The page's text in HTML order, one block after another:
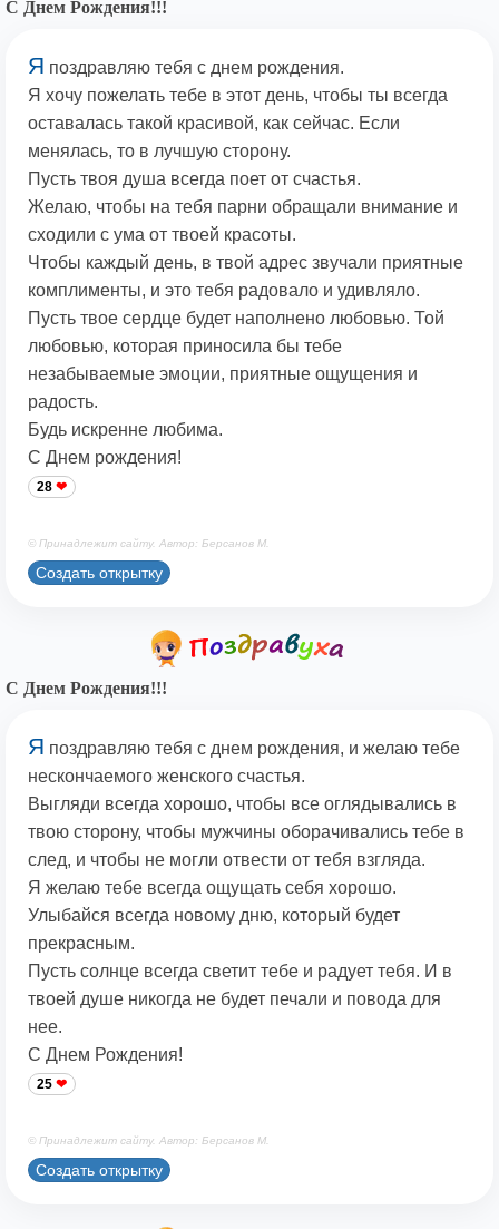
С Днем Рождения!!!
Я поздравляю тебя с днем рождения.
Я хочу пожелать тебе в этот день, чтобы ты всегда
оставалась такой красивой, как сейчас. Если
менялась, то в лучшую сторону.
Пусть твоя душа всегда поет от счастья.
Желаю, чтобы на тебя парни обращали внимание и
сходили с ума от твоей красоты.
Чтобы каждый день, в твой адрес звучали приятные
комплименты, и это тебя радовало и удивляло.
Пусть твое сердце будет наполнено любовью. Той
любовью, которая приносила бы тебе
незабываемые эмоции, приятные ощущения и
радость.
Будь искренне любима.
С Днем рождения!
28
© Принадлежит сайту. Автор: Берсанов М.
Создать открытку
С Днем Рождения!!!
Я поздравляю тебя с днем рождения, и желаю тебе
нескончаемого женского счастья.
Выгляди всегда хорошо, чтобы все оглядывались в
твою сторону, чтобы мужчины оборачивались тебе в
след, и чтобы не могли отвести от тебя взгляда.
Я желаю тебе всегда ощущать себя хорошо.
Улыбайся всегда новому дню, который будет
прекрасным.
Пусть солнце всегда светит тебе и радует тебя. И в
твоей душе никогда не будет печали и повода для
нее.
С Днем Рождения!
25
© Принадлежит сайту. Автор: Берсанов М.
Создать открытку